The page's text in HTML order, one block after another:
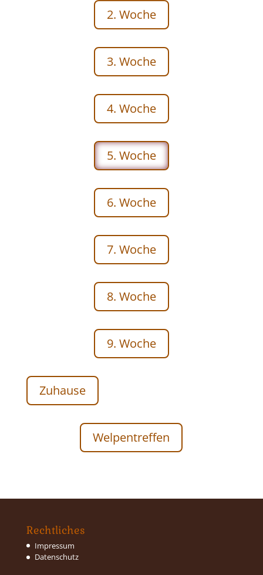
2. Woche
3. Woche
4. Woche
5. Woche
6. Woche
7. Woche
8. Woche
9. Woche
Zuhause
Welpentreffen
Rechtliches
Impressum
Datenschutz